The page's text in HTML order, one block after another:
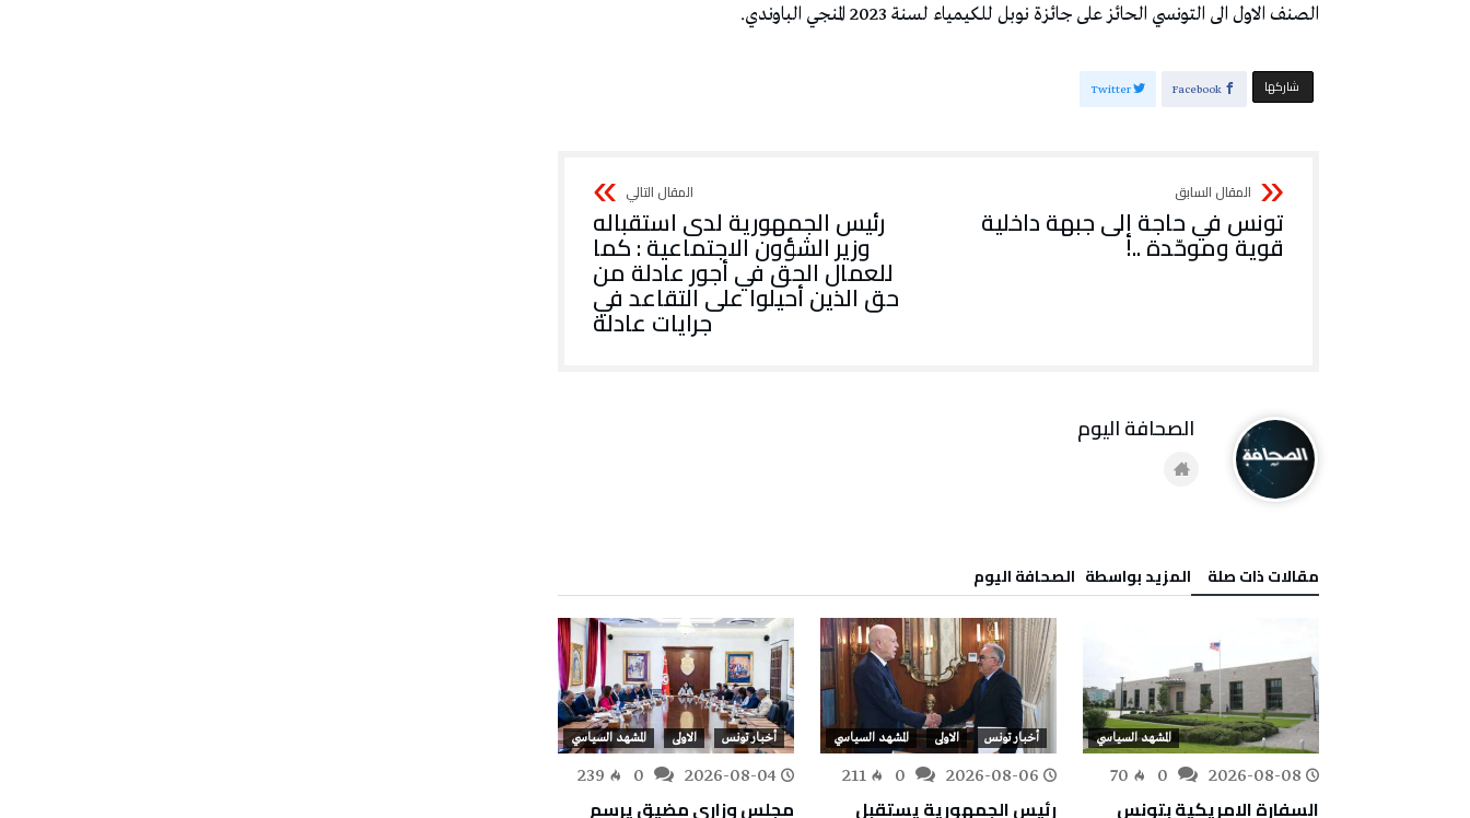
الصنف الاول الى التونسي الحائز على جائزة نوبل للكيمياء لسنة 2023 المنجي الباوندي.
‫‫ شاركها‬ Facebook
Twitter
تونس في حاجة إلى جبهة داخلية
قوية وموحّدة ..!
رئيس الجمهورية لدى استقباله
وزير الشؤون الاجتماعية : كما
للعمال الحق في أجور عادلة من
حق الذين أحيلوا على التقاعد في
جرايات عادلة
‫مقالات ذات صلة‬ ‫‫المزيد بواسطة‬ ‬ ‭ ‬الصحافة‭ ‬اليوم
المشهد السياسي
2026-08-08
70
السفارة الامريكية بتونس
أخبار تونس الاولى المشهد السياسي
2026-08-06
211
رئيس الجمهورية يستقبل
أخبار تونس الاولى المشهد السياسي
2026-08-04
239
مجلس وزاري مضيق يرسم